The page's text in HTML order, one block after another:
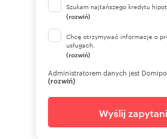
Szukam najtańszego kredytu
(rozwiń)
Chcę otrzymywać informacje o
usługach.
(rozwiń)
Administratorem danych jest
(rozwiń)
Wyślij